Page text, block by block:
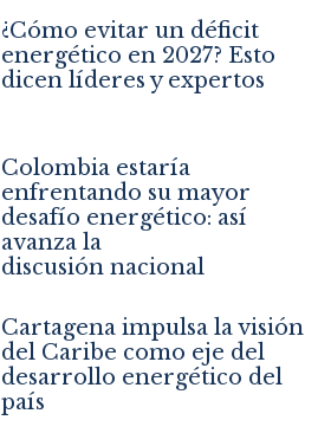
¿Cómo evitar un déficit
energético en 2027? Esto
dicen líderes y expertos
Colombia estaría
enfrentando su mayor
desafío energético: así
avanza la
discusión nacional
Cartagena impulsa la visión
del Caribe como eje del
desarrollo energético del
país